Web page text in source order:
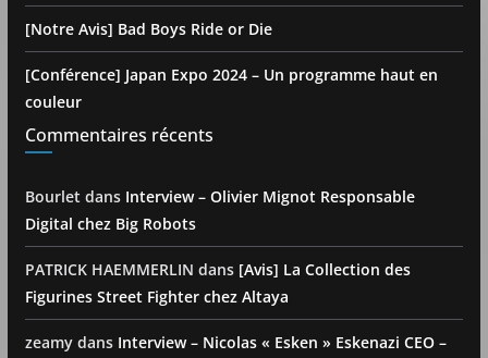
[Notre Avis] Bad Boys Ride or Die
[Conférence] Japan Expo 2024 – Un programme haut en
couleur
Commentaires récents
Bourlet dans Interview – Olivier Mignot Responsable
Digital chez Big Robots
PATRICK HAEMMERLIN dans [Avis] La Collection des
Figurines Street Fighter chez Altaya
zeamydans Interview – Nicolas « Esken » Eskenazi CEO –